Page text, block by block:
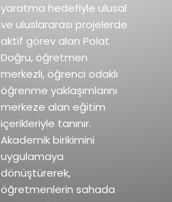
yaratma hedefiyle ulusal
ve uluslararası projelerde
aktif görev alan Polat
Doğru, öğretmen
merkezli, öğrenci odaklı
öğrenme yaklaşımlarını
merkeze alan eğitim
içerikleriyle tanınır.
Akademik birikimini
uygulamaya
dönüştürerek,
öğretmenlerin sahada